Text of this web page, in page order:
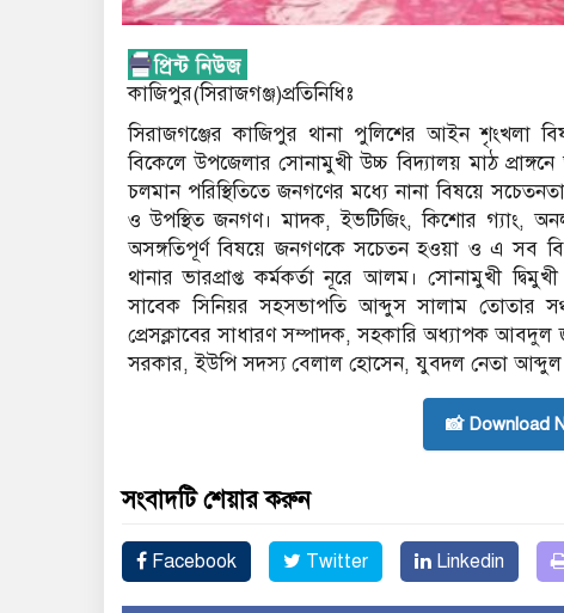
কাজিপুর(সিরাজগঞ্জ)প্রতিনিধিঃ
সিরাজগঞ্জের কাজিপুর থানা পুলিশের আইন শৃংখলা
বিকেলে উপজেলার সোনামুখী উচ্চ বিদ্যালয় মাঠ
চলমান পরিস্থিতিতে জনগণের মধ্যে নানা বিষয়ে
ও উপস্থিত জনগণ। মাদক, ইভটিজিং, কিশোর গ্যাং,
অসঙ্গতিপূর্ণ বিষয়ে জনগণকে সচেতন হওয়া ও এ সব
থানার ভারপ্রাপ্ত কর্মকর্তা নূরে আলম। সোনামুখী
সাবেক সিনিয়র সহসভাপতি আব্দুস সালাম তোতার
প্রেসক্লাবের সাধারণ সম্পাদক, সহকারি অধ্যাপক
সরকার, ইউপি সদস্য বেলাল হোসেন, যুবদল নেতা আব্দুল
📸 Download
সংবাদটি শেয়ার করুন
Facebook Twitter Linkedin